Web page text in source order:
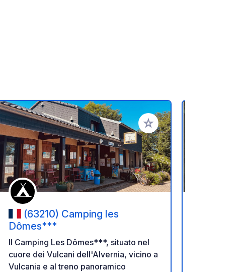
preferiti Aggiungi ai tuoi preferiti
(63210) Camping les
Dômes***
Il Camping Les Dômes***, situato nel
cuore dei Vulcani dell'Alvernia, vicino a
Vulcania e al treno panoramico